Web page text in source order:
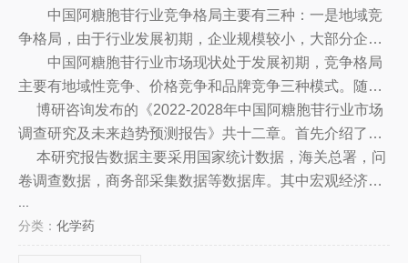
品行业。
中国阿糖胞苷行业竞争格局主要有三种：一是地域竞
争格局，由于行业发展初期，企业规模较小，大部分企业
以小企业和个体经营为主，产品分布较为分散，形成了地
域性竞争格局。二是价格竞争格局，由于行业发展较为初
级，其产品价格变动较大，造成了价格竞争格局的形成。
三是品牌竞争格局，由于行业发展初期，企业品牌较少，
消费者对品牌的认知较低，形成了品牌竞争格局。
中国阿糖胞苷行业市场现状处于发展初期，竞争格局
主要有地域性竞争、价格竞争和品牌竞争三种模式。随着
市场的发展和技术的改进，中国阿糖胞苷行业将进入正
轨，行业竞争将会更加激烈。
博研咨询发布的《2022-2028年中国阿糖胞苷行业市场
调查研究及未来趋势预测报告》共十二章。首先介绍了阿
糖胞苷行业市场发展环境、阿糖胞苷整体运行态势等，接
着分析了阿糖胞苷行业市场运行的现状，然后介绍了阿糖
胞苷市场竞争格局。随后，报告对阿糖胞苷做了重点企业
经营状况分析，最后分析了阿糖胞苷行业发展趋势与投资
本研究报告数据主要采用国家统计数据，海关总署，问
卷调查数据，商务部采集数据等数据库。其中宏观经济数
据主要来自国家统计局，部分行业统计数据主要来自国家
统计局及市场调研数据，企业数据主要来自于国统计局规
分类： 化学药